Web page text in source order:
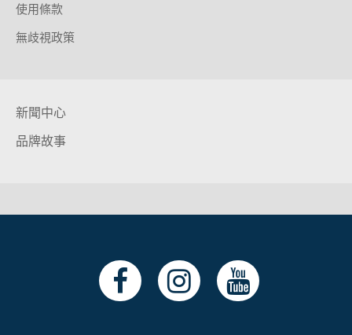
使用條款
無歧視政策
新聞中心
品牌故事